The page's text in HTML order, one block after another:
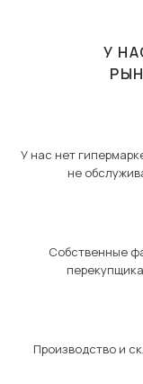
У
У нас нет
не
Собственные
Производство и